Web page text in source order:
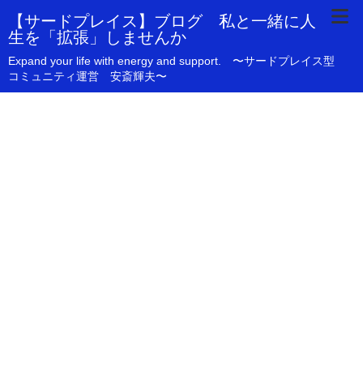
【サードプレイス】ブログ 私と一緒に人
生を「拡張」しませんか
Expand your life with energy and support. 〜サードプレイス型
コミュニティ運営 安斎輝夫〜